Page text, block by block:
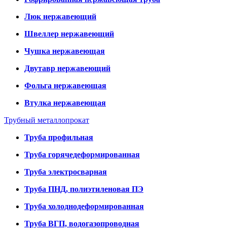
Люк нержавеющий
Швеллер нержавеющий
Чушка нержавеющая
Двутавр нержавеющий
Фольга нержавеющая
Втулка нержавеющая
Трубный металлопрокат
Труба профильная
Труба горячедеформированная
Труба электросварная
Труба ПНД, полиэтиленовая ПЭ
Труба холоднодеформированная
Труба ВГП, водогазопроводная